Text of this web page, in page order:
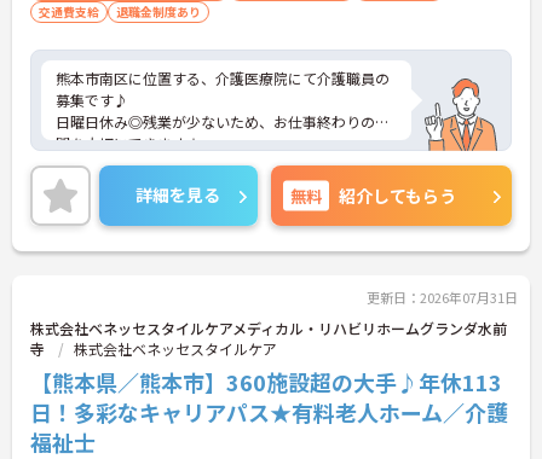
交通費支給
退職金制度あり
熊本市南区に位置する、介護医療院にて介護職員の
募集です♪
日曜日休み◎残業が少ないため、お仕事終わりの時
間を大切にできます☆
ご興味ある方には、面接のポイントなど、さらに詳
細をお話致しますのでお気軽にご相談ください。
詳細を見る 無料 紹介してもらう
更新日：2026年07月31日
株式会社ベネッセスタイルケアメディカル・リハビリホームグランダ水前
寺
株式会社ベネッセスタイルケア
【熊本県／熊本市】360施設超の大手♪年休113
日！多彩なキャリアパス★有料老人ホーム／介護
福祉士